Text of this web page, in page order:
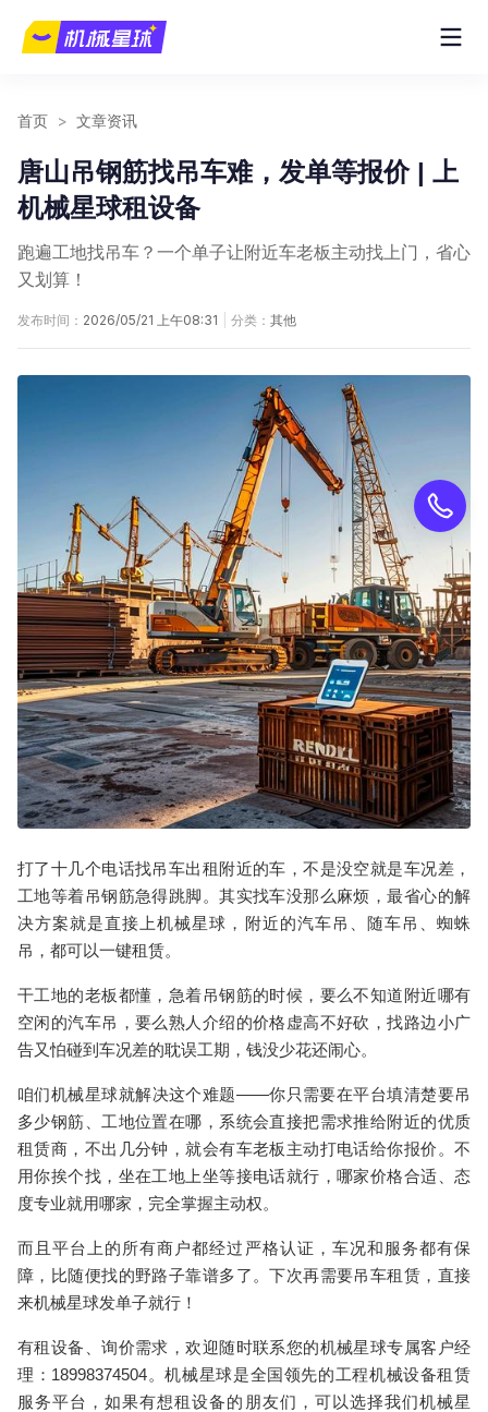
首页 > 文章资讯
唐山吊钢筋找吊车难，发单等报价 | 上
机械星球租设备
跑遍工地找吊车？一个单子让附近车老板主动找上门，省心
又划算！
发布时间： 2026/05/21 上午08:31 分类： 其他
打了十几个电话找吊车出租附近的车，不是没空就是车况差，
工地等着吊钢筋急得跳脚。其实找车没那么麻烦，最省心的解
决方案就是直接上机械星球，附近的汽车吊、随车吊、蜘蛛
吊，都可以一键租赁。
干工地的老板都懂，急着吊钢筋的时候，要么不知道附近哪有
空闲的汽车吊 ，要么熟人介绍的价格虚高不好砍，找路边小广
告又怕碰到车况差的耽误工期，钱没少花还闹心。
咱们机械星球就解决这个难题——你只需要在平台填清楚要吊
多少钢筋、工地位置在哪，系统会直接把需求推给附近的优质
租赁商 ，不出几分钟，就会有车老板主动打电话给你报价。不
用你挨个找，坐在工地上坐等接电话就行，哪家价格合适、态
度专业就用哪家，完全掌握主动权。
而且平台上的所有商户都经过严格认证，车况和服务都有保
障，比随便找的野路子靠谱多了。下次再需要吊车租赁 ，直接
来机械星球发单子就行！
有租设备、询价需求，欢迎随时联系您的机械星球专属客户经
理：18998374504。机械星球是全国领先的工程机械设备租赁
服务平台，如果有想租设备的朋友们，可以选择我们机械星